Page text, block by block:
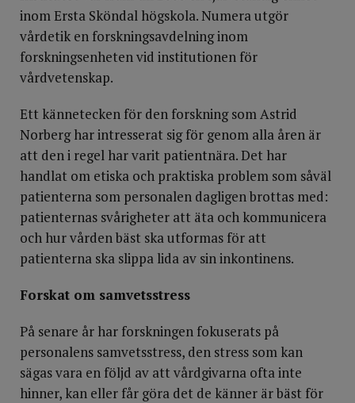
inom Ersta Sköndal högskola. Numera utgör
vårdetik en forskningsavdelning inom
forskningsenheten vid institutionen för
vårdvetenskap.
Ett kännetecken för den forskning som Astrid
Norberg har intresserat sig för genom alla åren är
att den i regel har varit patientnära. Det har
handlat om etiska och praktiska problem som såväl
patienterna som personalen dagligen brottas med:
patienternas svårigheter att äta och kommunicera
och hur vården bäst ska utformas för att
patienterna ska slippa lida av sin inkontinens.
Forskat om samvetsstress
På senare år har forskningen fokuserats på
personalens samvetsstress, den stress som kan
sägas vara en följd av att vårdgivarna ofta inte
hinner, kan eller får göra det de känner är bäst för